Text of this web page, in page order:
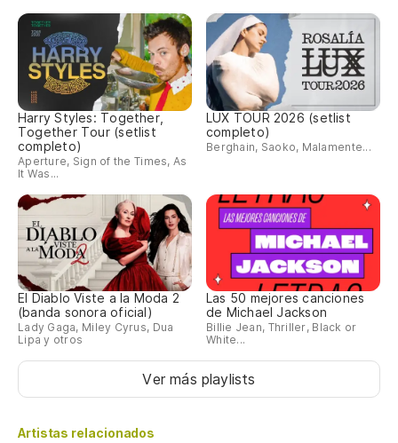
Harry Styles: Together,
Together Tour (setlist
completo)
Aperture, Sign of the Times, As
It Was...
LUX TOUR 2026 (setlist
completo)
Berghain, Saoko, Malamente...
El Diablo Viste a la Moda 2
(banda sonora oficial)
Lady Gaga, Miley Cyrus, Dua
Lipa y otros
Las 50 mejores canciones
de Michael Jackson
Billie Jean, Thriller, Black or
White...
Ver más playlists
Artistas relacionados